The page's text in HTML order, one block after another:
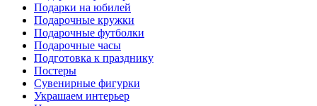
Подарки на юбилей
Подарочные кружки
Подарочные футболки
Подарочные часы
Подготовка к празднику
Постеры
Сувенирные фигурки
Украшаем интерьер